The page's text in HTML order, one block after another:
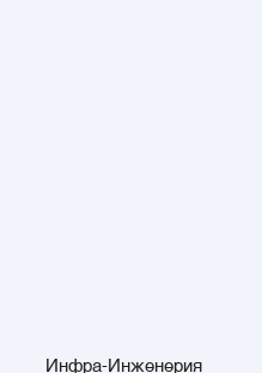
Инфра-Инженерия